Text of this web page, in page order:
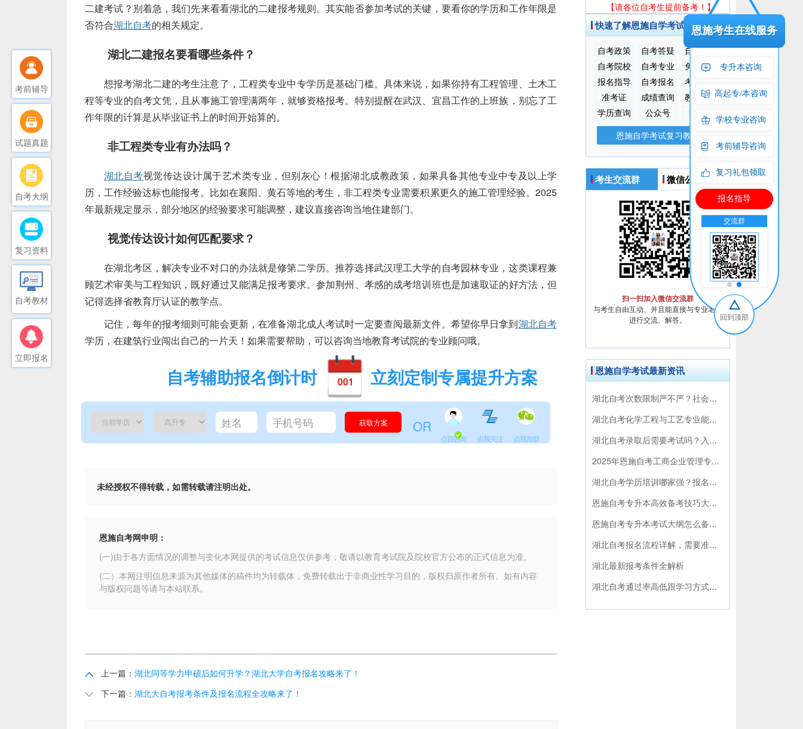
[
d
b
二建考试？别着急，我们先来看看湖北的二建报考规则。其实能否参加考试的关键，要看你的学历和工作年限是
否符合湖北自考的相关规定。
湖北二建报名要看哪些条件？
想报考湖北二建的考生注意了，工程类专业中专学历是基础门槛。具体来说，如果你持有工程管理、土木工
程等专业的自考文凭，且从事施工管理满两年，就够资格报考。特别提醒在武汉、宜昌工作的上班族，别忘了工
作年限的计算是从毕业证书上的时间开始算的。
非工程类专业有办法吗？
湖北自考视觉传达设计属于艺术类专业，但别灰心！根据湖北成教政策，如果具备其他专业中专及以上学
历，工作经验达标也能报考。比如在襄阳、黄石等地的考生，非工程类专业需要积累更久的施工管理经验。2025
年最新规定显示，部分地区的经验要求可能调整，建议直接咨询当地住建部门。
视觉传达设计如何匹配要求？
在湖北考区，解决专业不对口的办法就是修第二学历。推荐选择武汉理工大学的自考园林专业，这类课程兼
顾艺术审美与工程知识，既好通过又能满足报考要求。参加荆州、孝感的成考培训班也是加速取证的好方法，但
记得选择省教育厅认证的教学点。
记住，每年的报考细则可能会更新，在准备湖北成人考试时一定要查阅最新文件。希望你早日拿到湖北自考
学历，在建筑行业闯出自己的一片天！如果需要帮助，可以咨询当地教育考试院的专业顾问哦。
自考辅助报名倒计时 001 立刻定制专属提升方案
OR
点我咨询 点我关注 点我加群
未经授权不得转载，如需转载请注明出处。
恩施自考网申明：
(一)由于各方面情况的调整与变化本网提供的考试信息仅供参考，敬请以教育考试院及院校官方公布的正式信息为准。
(二）本网注明信息来源为其他媒体的稿件均为转载体，免费转载出于非商业性学习目的，版权归原作者所有。如有内容
与版权问题等请与本站联系。
上一篇： 湖北同等学力申硕后如何升学？湖北大学自考报名攻略来了！
下一篇： 湖北大自考报考条件及报名流程全攻略来了！
【请各位自考生提前备考！】
快速了解恩施自学考试
自考政策 自考答疑
自考指南
自考院校
自考专业
免费课程
报名指导
自考报名
考场查询
准考证
成绩查询
教材大纲
学历查询
公众号
交流群
恩施自学考试复习教材
考生交流群 微信公众号
扫一扫加入微信交流群
与考生自由互动、并且能直接与专业老师
进行交流、解答。
恩施自学考试最新资讯
湖北自考次数限制严不严？社会认可度怎样拿证快！
湖北自考化学工程与工艺专业能不能考一建？解答来了！
湖北自考录取后需要考试吗？入学流程必看完整指南！
2025年恩施自考工商企业管理专科报名费多少？收费标准来了！
湖北自考学历培训哪家强？报名政策全解析来了！
恩施自考专升本高效备考技巧大揭秘！怎么快速通关看这里
恩施自考专升本考试大纲怎么备考最有效？
湖北自考报名流程详解，需要准备哪些材料？
湖北最新报考条件全解析
湖北自考通过率高低跟学习方式选择有没有关系？答案来了！
考前辅导
试题真题
自考大纲
复习资料
自考教材
立即报名
恩施考生在线服务
专升本咨询
高起专/本咨询
学校专业咨询
考前辅导咨询
复习礼包领取
报名指导
交流群 公众号
回到顶部